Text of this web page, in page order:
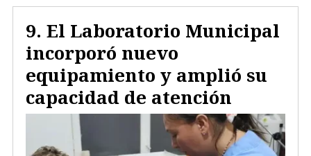
El Laboratorio Municipal
incorporó nuevo
equipamiento y amplió su
capacidad de atención